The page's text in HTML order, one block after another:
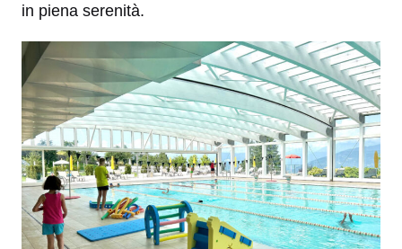
in piena serenità.